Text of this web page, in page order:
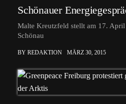
Schönauer
Malte Kreutzfeld stellt am 17.
Schönau
BY REDAKTION MÄRZ 30, 2015